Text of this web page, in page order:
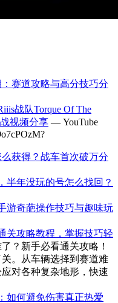
：赛道攻略与高分技巧分
战队Torque Of The
视频分享 — YouTube
获得？战车首次破万分
半年没玩的号怎么找回？
游奇葩操作技巧与趣味玩
关攻略教程，掌握技巧轻
？新手必看通关攻略！
。从车辆选择到赛道难
对各种复杂地形，快速
如何避免伤害真正热爱